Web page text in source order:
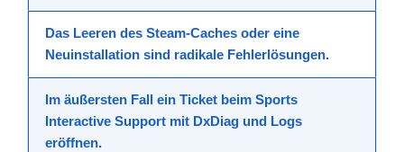
Das Leeren des Steam-Caches oder eine
Neuinstallation sind radikale Fehlerlösungen.
Im äußersten Fall ein Ticket beim Sports
Interactive Support mit DxDiag und Logs
eröffnen.